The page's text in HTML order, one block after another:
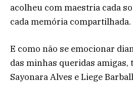
acolheu com maestria cada
cada memória compartilhada.
E como não se emocionar
das minhas queridas
Sayonara Alves e Liege